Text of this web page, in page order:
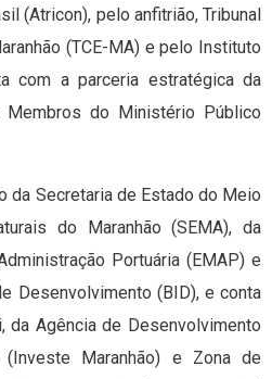
(Atricon), pelo anfitrião, Tribunal
(TCE-MA) e pelo Instituto
com a parceria estratégica da
do Ministério Público
da Secretaria de Estado do Meio
do Maranhão (SEMA), da
Portuária (EMAP) e
Desenvolvimento (BID), e conta
da Agência de Desenvolvimento
Maranhão) e Zona de